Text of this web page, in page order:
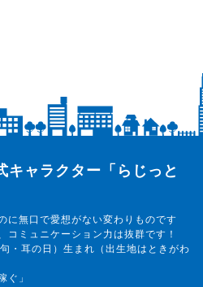
キャラクター「らじっと
に無口で愛想がない変わりものです
コミュニケーション力は抜群です！
・耳の日）生まれ（出生地はときがわ
ぐ」